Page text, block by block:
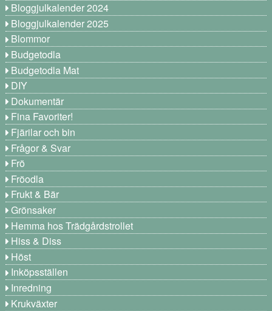
Bloggjulkalender 2024
Bloggjulkalender 2025
Blommor
Budgetodla
Budgetodla Mat
DIY
Dokumentär
Fina Favoriter!
Fjärilar och bin
Frågor & Svar
Frö
Fröodla
Frukt & Bär
Grönsaker
Hemma hos Trädgårdstrollet
Hiss & Diss
Höst
Inköpsställen
Inredning
Krukväxter